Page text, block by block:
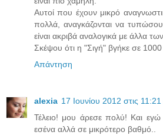
Αυτοί που έχουν μικρό
πολλά, αναγκάζονται να
είναι ακριβά αναλογικά με άλλα
Σκέψου ότι η "Σιγή" βγήκε σε 1000
Απάντηση
alexia 17 Ιουνίου 2012 στις 11:21
Τέλειο! μου άρεσε πολύ! Και εγώ
εσένα αλλά σε μικρότερο βαθμό..